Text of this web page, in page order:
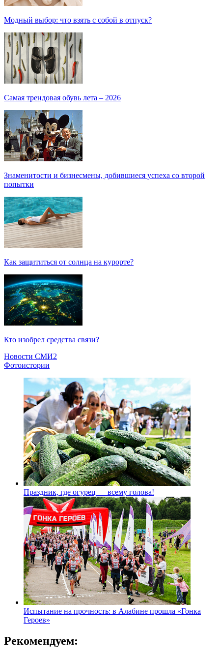
Модный выбор: что взять с собой в отпуск?
Самая трендовая обувь лета – 2026
Знаменитости и бизнесмены, добившиеся успеха со второй
попытки
Как защититься от солнца на курорте?
Кто изобрел средства связи?
Новости СМИ2
Фотоистории
Праздник, где огурец — всему голова!
Испытание на прочность: в Алабине прошла «Гонка
Героев»
Рекомендуем: